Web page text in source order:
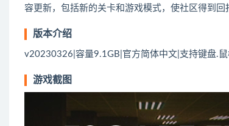
容更新，包括新的关卡和游戏模式，使社区得到回
版本介绍
v20230326|容量9.1GB|官方简体中文|支持键盘.
游戏截图